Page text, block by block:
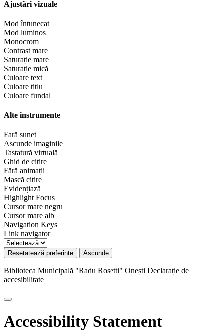
Ajustări vizuale
Mod întunecat
Mod luminos
Monocrom
Contrast mare
Saturație mare
Saturație mică
Culoare text
Culoare titlu
Culoare fundal
Alte instrumente
Fară sunet
Ascunde imaginile
Tastatură virtuală
Ghid de citire
Fără animații
Mască citire
Evidențiază
Highlight Focus
Cursor mare negru
Cursor mare alb
Navigation Keys
Link navigator
Resetatează preferințe Ascunde
Biblioteca Municipală "Radu Rosetti" Onești Declarație de
accesibilitate
Accessibility Statement